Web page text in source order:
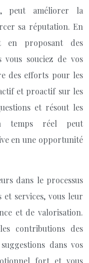
peut améliorer la
sa réputation. En
en proposant des
vous souciez de vos
des efforts pour les
et proactif sur les
et résout les
temps réel peut
en une opportunité
dans le processus
services, vous leur
et de valorisation.
contributions des
dans vos
fort et vous